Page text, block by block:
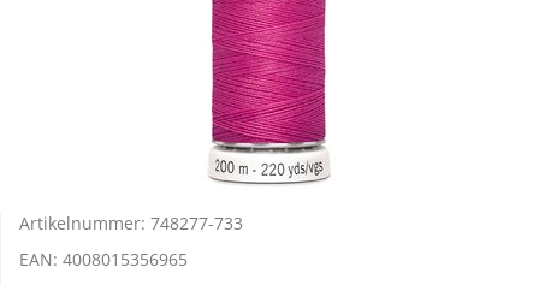
Artikelnummer: 748277-733
EAN: 4008015356965